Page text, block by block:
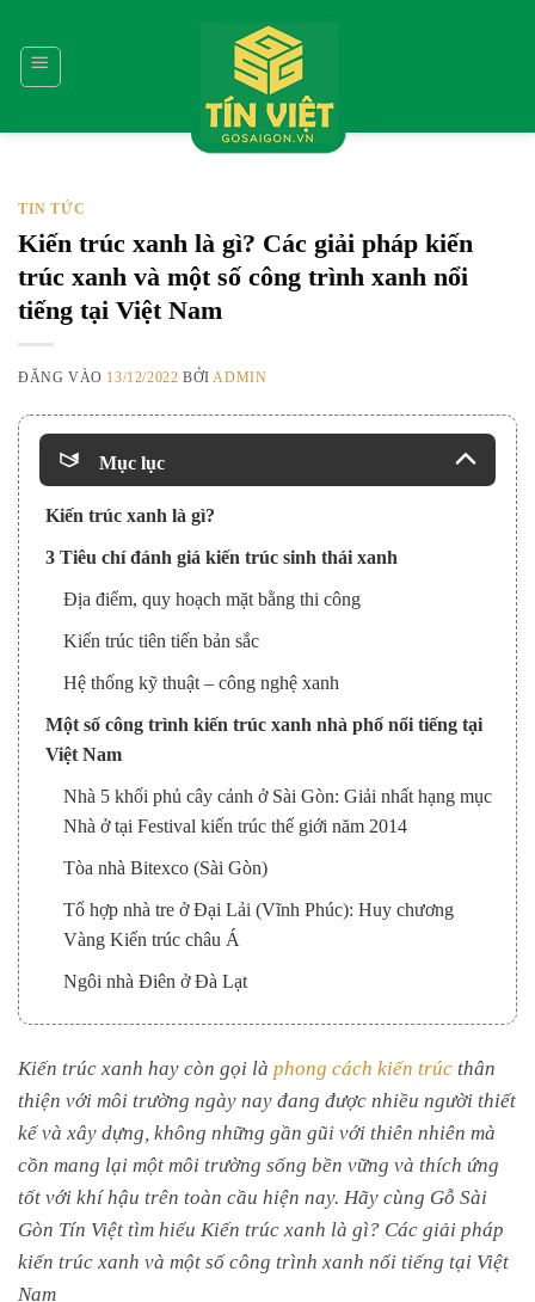
qua
nội
TIN TỨC
Kiến trúc xanh là gì? Các giải pháp kiến
trúc xanh và một số công trình xanh nổi
tiếng tại Việt Nam
ĐĂNG VÀO 13/12/2022 BỞI ADMIN
Mục lục
Kiến trúc xanh là gì?
3 Tiêu chí đánh giá kiến trúc sinh thái xanh
Địa điểm, quy hoạch mặt bằng thi công
Kiến trúc tiên tiến bản sắc
Hệ thống kỹ thuật – công nghệ xanh
Một số công trình kiến trúc xanh nhà phố nổi tiếng tại
Việt Nam
Nhà 5 khối phủ cây cảnh ở Sài Gòn: Giải nhất hạng mục
Nhà ở tại Festival kiến trúc thế giới năm 2014
Tòa nhà Bitexco (Sài Gòn)
Tổ hợp nhà tre ở Đại Lải (Vĩnh Phúc): Huy chương
Vàng Kiến trúc châu Á
Ngôi nhà Điên ở Đà Lạt
Kiến trúc xanh hay còn gọi là phong cách kiến trúc thân
thiện với môi trường ngày nay đang được nhiều người thiết
kế và xây dựng, không những gần gũi với thiên nhiên mà
cồn mang lại một môi trường sống bền vững và thích ứng
tốt với khí hậu trên toàn cầu hiện nay. Hãy cùng Gỗ Sài
Gòn Tín Việt tìm hiểu Kiến trúc xanh là gì? Các giải pháp
kiến trúc xanh và một số công trình xanh nổi tiếng tại Việt
Nam